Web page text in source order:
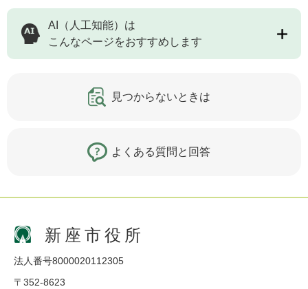
AI（人工知能）は
こんなページをおすすめします
見つからないときは
よくある質問と回答
新座市役所
法人番号8000020112305
〒352-8623